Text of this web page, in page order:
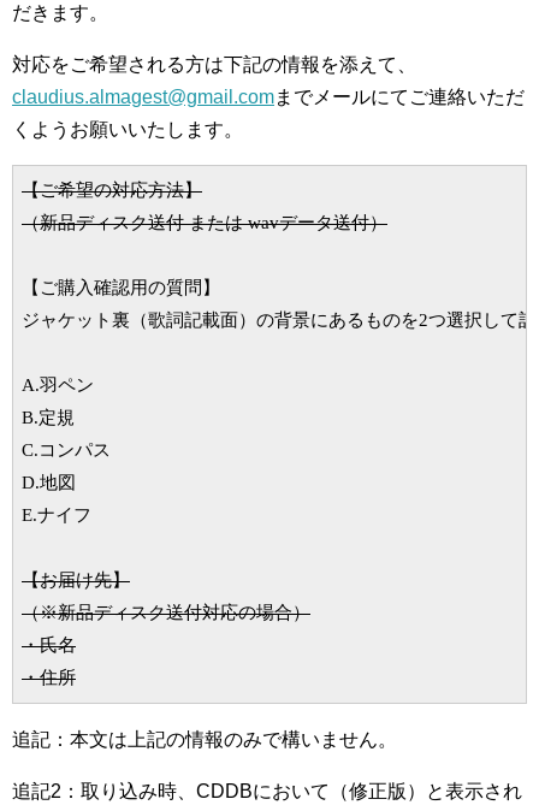
だきます。
対応をご希望される方は下記の情報を添えて、
claudius.almagest@gmail.comまでメールにてご連絡いただ
くようお願いいたします。
（新品ディスク送付 または wavデータ送付）
ジャケット裏（歌詞記載面）の背景にあるものを2つ選択して
A.羽ペン
B.定規
C.コンパス
D.地図
E.ナイフ
（※新品ディスク送付対応の場合）
・氏名
・住所
追記：本文は上記の情報のみで構いません。
追記2：取り込み時、CDDBにおいて（修正版）と表示され